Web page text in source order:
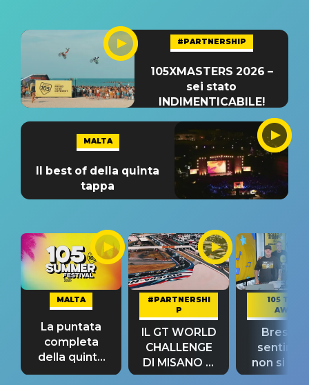
#PARTNERSHIP
105XMASTERS 2026 –
sei stato
INDIMENTICABILE!
MALTA
Il best of della quinta
tappa
MALTA
La puntata
completa
della quinta
tappa
#PARTNERSHI
P
IL GT WORLD
CHALLENGE
DI MISANO si
riconferma
105 TAKE
AWAY
Bresh:
non si
fino alla